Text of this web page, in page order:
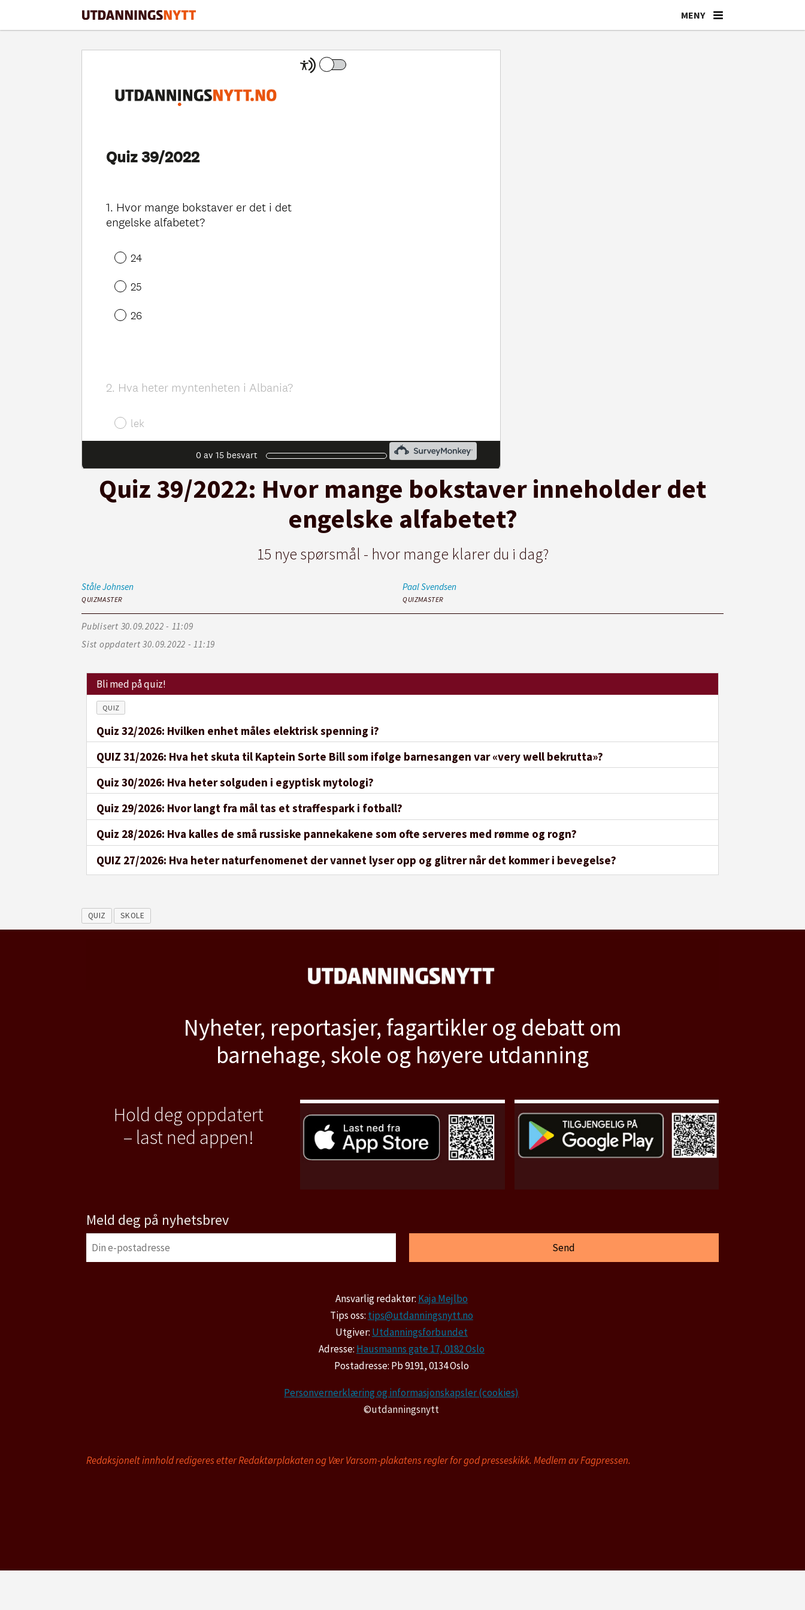
Quiz 39/2022: Hvor mange bokstaver inneholder det
engelske alfabetet?
15 nye spørsmål - hvor mange klarer du i dag?
StåleJohnsen
QUIZMASTER
PaalSvendsen
QUIZMASTER
Publisert
30.09.2022 - 11:09
Sist oppdatert
30.09.2022 - 11:19
Bli med på quiz!
QUIZ
Quiz 32/2026: Hvilken enhet måles elektrisk spenning i?
QUIZ 31/2026: Hva het skuta til Kaptein Sorte Bill som ifølge barnesangen var «very well bekrutta»?
Quiz 30/2026: Hva heter solguden i egyptisk mytologi?
Quiz 29/2026: Hvor langt fra mål tas et straffespark i fotball?
Quiz 28/2026: Hva kalles de små russiske pannekakene som ofte serveres med rømme og rogn?
QUIZ 27/2026: Hva heter naturfenomenet der vannet lyser opp og glitrer når det kommer i bevegelse?
QUIZ SKOLE
Nyheter, reportasjer, fagartikler og debatt om
barnehage, skole og høyere utdanning
Hold deg oppdatert
– last ned appen!
Meld deg på nyhetsbrev
Ansvarlig redaktør: Kaja Mejlbo
Tips oss: tips@utdanningsnytt.no
Utgiver: Utdanningsforbundet
Adresse: Hausmanns gate 17, 0182 Oslo
Postadresse: Pb 9191, 0134 Oslo
Personvernerklæring og informasjonskapsler (cookies)
©utdanningsnytt
Redaksjonelt innhold redigeres etter Redaktørplakaten og Vær Varsom-plakatens regler for god presseskikk. Medlem av Fagpressen.